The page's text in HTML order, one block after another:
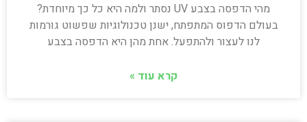
מהי הדפסה בצבע UV נסתר ולמה היא כל כך מיוחדת?
בעולם הדפוס המתפתח, ישנן טכנולוגיות שפשוט גורמות
לנו לעצור ולהתפעל. אחת מהן היא הדפסה בצבע
קרא עוד »